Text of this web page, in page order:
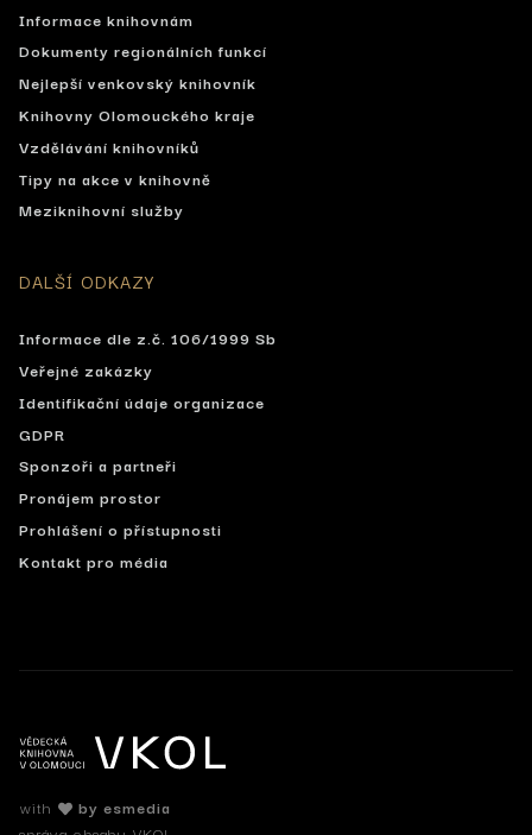
Informace knihovnám
Dokumenty regionálních funkcí
Nejlepší venkovský knihovník
Knihovny Olomouckého kraje
Vzdělávání knihovníků
Tipy na akce v knihovně
Meziknihovní služby
DALŠÍ ODKAZY
Informace dle z.č. 106/1999 Sb
Veřejné zakázky
Identifikační údaje organizace
GDPR
Sponzoři a partneři
Pronájem prostor
Prohlášení o přístupnosti
Kontakt pro média
with
by esmedia